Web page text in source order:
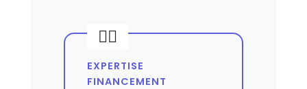
EXPERTISE
FINANCEMENT